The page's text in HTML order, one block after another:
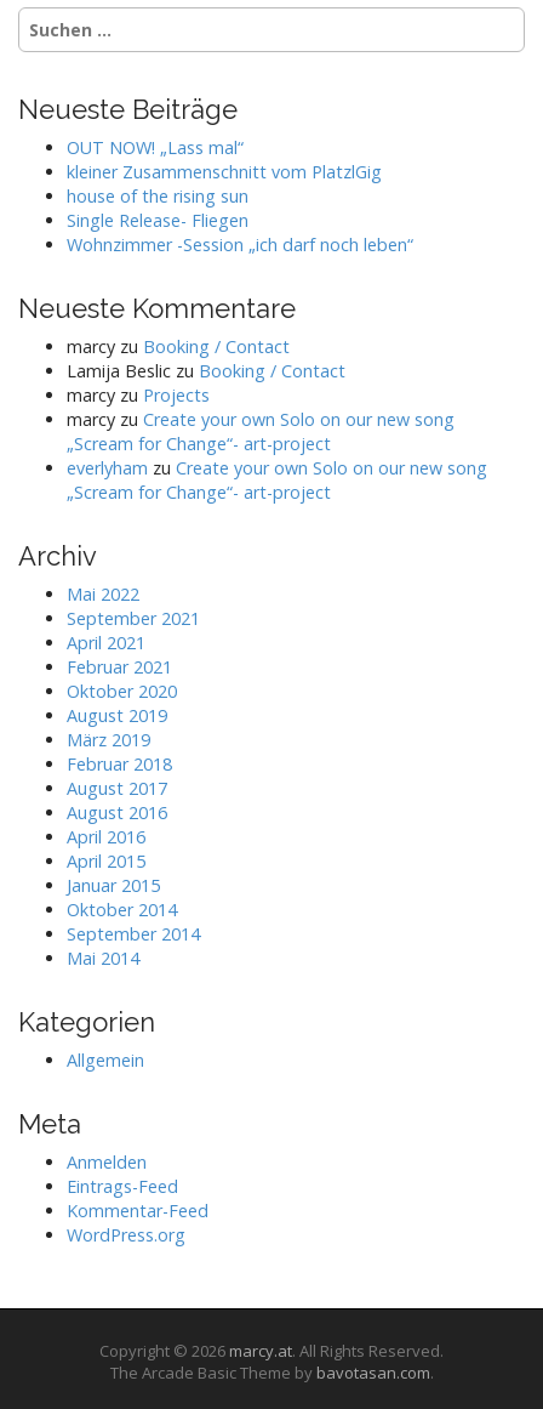
Suchen
nach:
Neueste Beiträge
OUT NOW! „Lass mal“
kleiner Zusammenschnitt vom PlatzlGig
house of the rising sun
Single Release- Fliegen
Wohnzimmer -Session „ich darf noch leben“
Neueste Kommentare
marcy zu Booking / Contact
Lamija Beslic zu Booking / Contact
marcy zu Projects
marcy zu Create your own Solo on our new song
„Scream for Change“- art-project
everlyham zu Create your own Solo on our new song
„Scream for Change“- art-project
Archiv
Mai 2022
September 2021
April 2021
Februar 2021
Oktober 2020
August 2019
März 2019
Februar 2018
August 2017
August 2016
April 2016
April 2015
Januar 2015
Oktober 2014
September 2014
Mai 2014
Kategorien
Allgemein
Meta
Anmelden
Eintrags-Feed
Kommentar-Feed
WordPress.org
Copyright © 2026 marcy.at. All Rights Reserved.
The Arcade Basic Theme by bavotasan.com.